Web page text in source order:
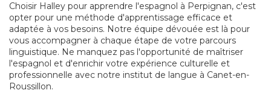
Choisir Halley pour apprendre l'espagnol à Perpignan, c'est
opter pour une méthode d'apprentissage efficace et
adaptée à vos besoins. Notre équipe dévouée est là pour
vous accompagner à chaque étape de votre parcours
linguistique. Ne manquez pas l'opportunité de maîtriser
l'espagnol et d'enrichir votre expérience culturelle et
professionnelle avec notre institut de langue à Canet-en-
Roussillon.